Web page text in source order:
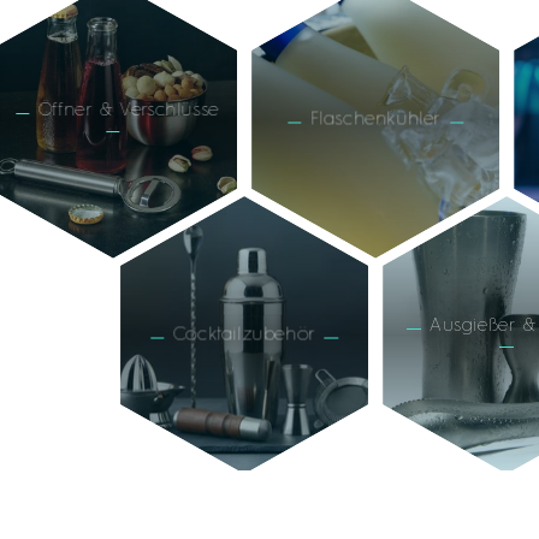
Öffner & Verschlüsse Flaschenkühler
Cocktailzubehör Ausgießer &